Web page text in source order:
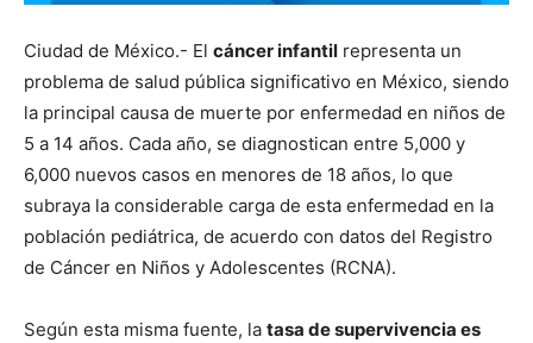
Ciudad de México.- El cáncer infantil representa un
problema de salud pública significativo en México, siendo
la principal causa de muerte por enfermedad en niños de
5 a 14 años. Cada año, se diagnostican entre 5,000 y
6,000 nuevos casos en menores de 18 años, lo que
subraya la considerable carga de esta enfermedad en la
población pediátrica, de acuerdo con datos del Registro
de Cáncer en Niños y Adolescentes (RCNA).
Según esta misma fuente, la tasa de supervivencia es